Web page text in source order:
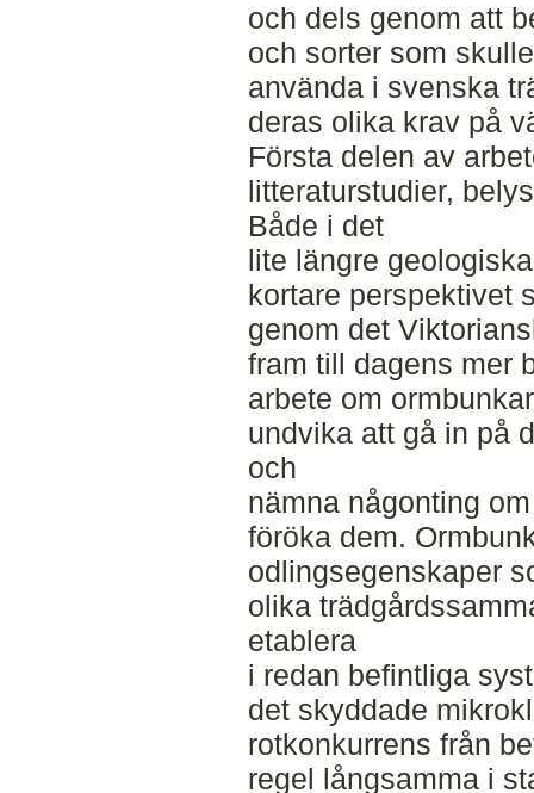
och dels genom att
och sorter som
använda i svenska
deras olika krav på
Första delen av
litteraturstudier,
Både i det
lite längre
kortare perspektivet
genom det
fram till dagens mer
arbete om
undvika att gå in på
och
nämna någonting
föröka dem.
odlingsegenskaper
olika
etablera
i redan befintliga
det skyddade
rotkonkurrens från
regel långsamma i